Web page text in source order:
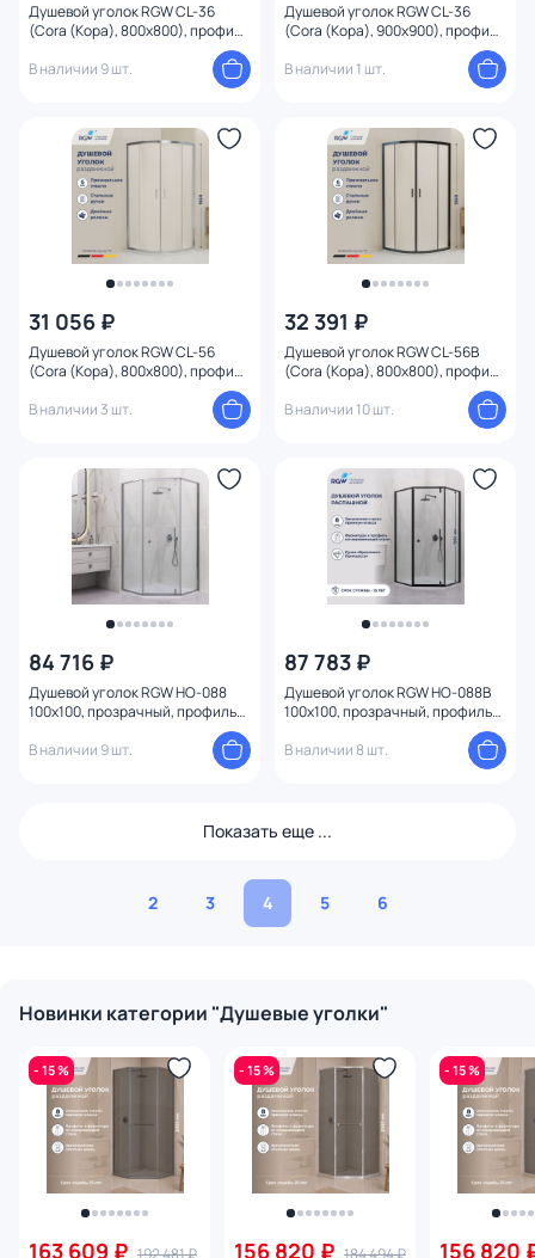
Душевой уголок RGW CL-36
(Cora (Кора), 800x800), профиль
В наличии 9 шт.
Душевой уголок RGW CL-36
(Cora (Кора), 900x900), профиль
В наличии 1 шт.
31 056 ₽
Душевой уголок RGW CL-56
(Cora (Кора), 800x800), профиль
В наличии 3 шт.
32 391 ₽
Душевой уголок RGW CL-56B
(Cora (Кора), 800x800), профиль
В наличии 10 шт.
84 716 ₽
Душевой уголок RGW HO-088
100x100, прозрачный, профиль
В наличии 9 шт.
87 783 ₽
Душевой уголок RGW HO-088B
100x100, прозрачный, профиль
В наличии 8 шт.
Показать еще ...
2 3 4 5 6
Новинки категории "Душевые уголки"
- 15 %
163 609 ₽ 192 481 ₽
- 15 %
156 820 ₽ 184 494 ₽
- 15 %
156 820